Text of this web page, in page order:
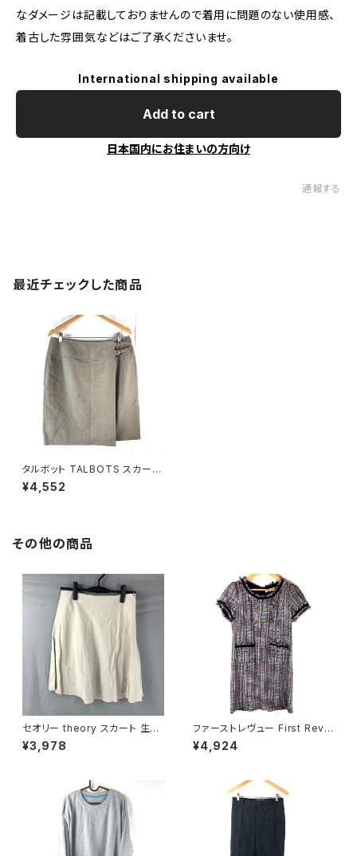
なダメージは記載しておりませんので着用に問題のない使用感、
着古した雰囲気などはご了承くださいませ。
International shipping available
Add to cart
日本国内にお住まいの方向け
通報する
最近チェックした商品
タルボット TALBOTS スカート
ベルトデザイン スリット ライトブ
ラウン系 14サイズ 810825
¥4,552
その他の商品
セオリー theory スカート 生成
色 2サイズ 900587
¥3,978
ファーストレヴュー First Revu
e 半袖ワンピース フリンジ バッ
クファスナー ポケット ヴィンテ
¥4,924